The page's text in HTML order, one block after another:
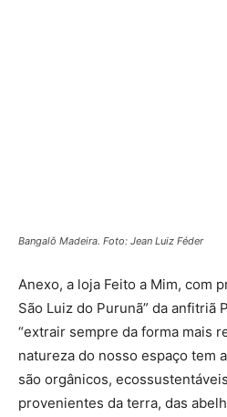
Bangalô Madeira. Foto: Jean Luiz Féder
Anexo, a loja Feito a Mim, com
São Luiz do Purunã” da anfitriã
“extrair sempre da forma mais
natureza do nosso espaço tem
são orgânicos,
provenientes da terra, das